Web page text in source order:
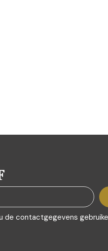
de contactgegevens